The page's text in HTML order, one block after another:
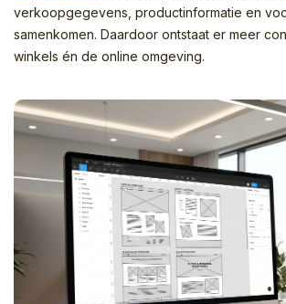
verkoopgegevens, productinformatie en
samenkomen. Daardoor ontstaat er meer
winkels én de online omgeving.